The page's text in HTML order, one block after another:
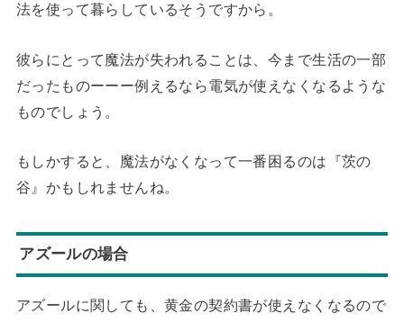
法を使って暮らしているそうですから。
彼らにとって魔法が失われることは、今まで生活の一部
だったものーーー例えるなら電気が使えなくなるような
ものでしょう。
もしかすると、魔法がなくなって一番困るのは『茨の
谷』かもしれませんね。
アズールの場合
アズールに関しても、黄金の契約書が使えなくなるので